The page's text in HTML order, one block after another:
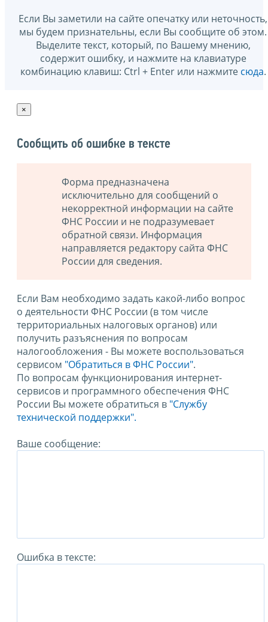
Если Вы заметили на сайте опечатку или неточность,
мы будем признательны, если Вы сообщите об этом.
Выделите текст, который, по Вашему мнению,
содержит ошибку, и нажмите на клавиатуре
комбинацию клавиш: Ctrl + Enter или нажмите сюда.
×
Сообщить об ошибке в тексте
Форма предназначена
исключительно для сообщений о
некорректной информации на сайте
ФНС России и не подразумевает
обратной связи. Информация
направляется редактору сайта ФНС
России для сведения.
Если Вам необходимо задать какой-либо вопрос
о деятельности ФНС России (в том числе
территориальных налоговых органов) или
получить разъяснения по вопросам
налогообложения - Вы можете воспользоваться
сервисом "Обратиться в ФНС России".
По вопросам функционирования интернет-
сервисов и программного обеспечения ФНС
России Вы можете обратиться в "Службу
технической поддержки".
Ваше сообщение:
Ошибка в тексте: